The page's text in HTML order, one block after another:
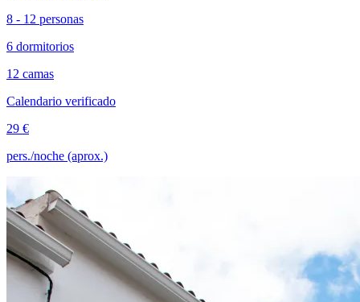
8 - 12 personas
6 dormitorios
12 camas
Calendario verificado
29 €
pers./noche (aprox.)